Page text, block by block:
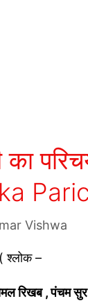
का
Vishwa
श्लोक –
रिखब , पंचम